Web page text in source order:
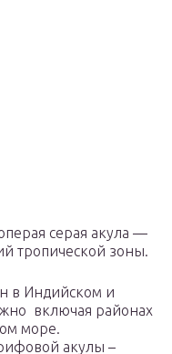
серая акула —
тропической зоны.
в Индийском и
включая районах
море.
акулы –